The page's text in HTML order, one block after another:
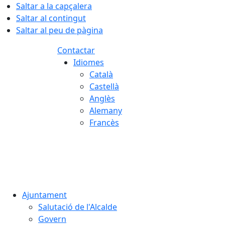
Saltar a la capçalera
Saltar al contingut
Saltar al peu de pàgina
Contactar
Idiomes
Català
Castellà
Anglès
Alemany
Francès
Ajuntament
Salutació de l'Alcalde
Govern